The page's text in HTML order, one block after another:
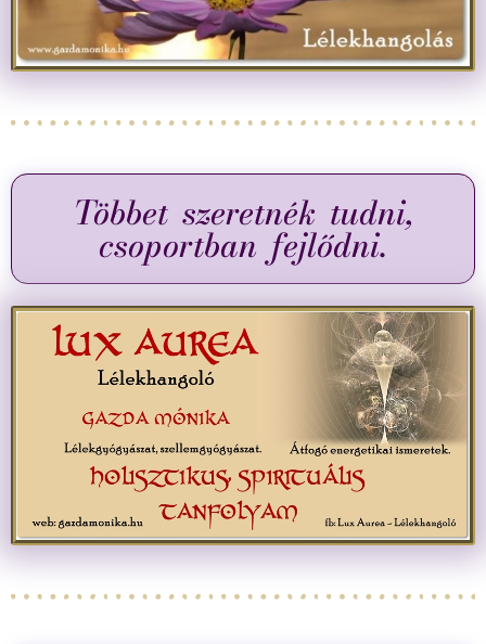
Többet szeretnék tudni,
csoportban fejlődni.